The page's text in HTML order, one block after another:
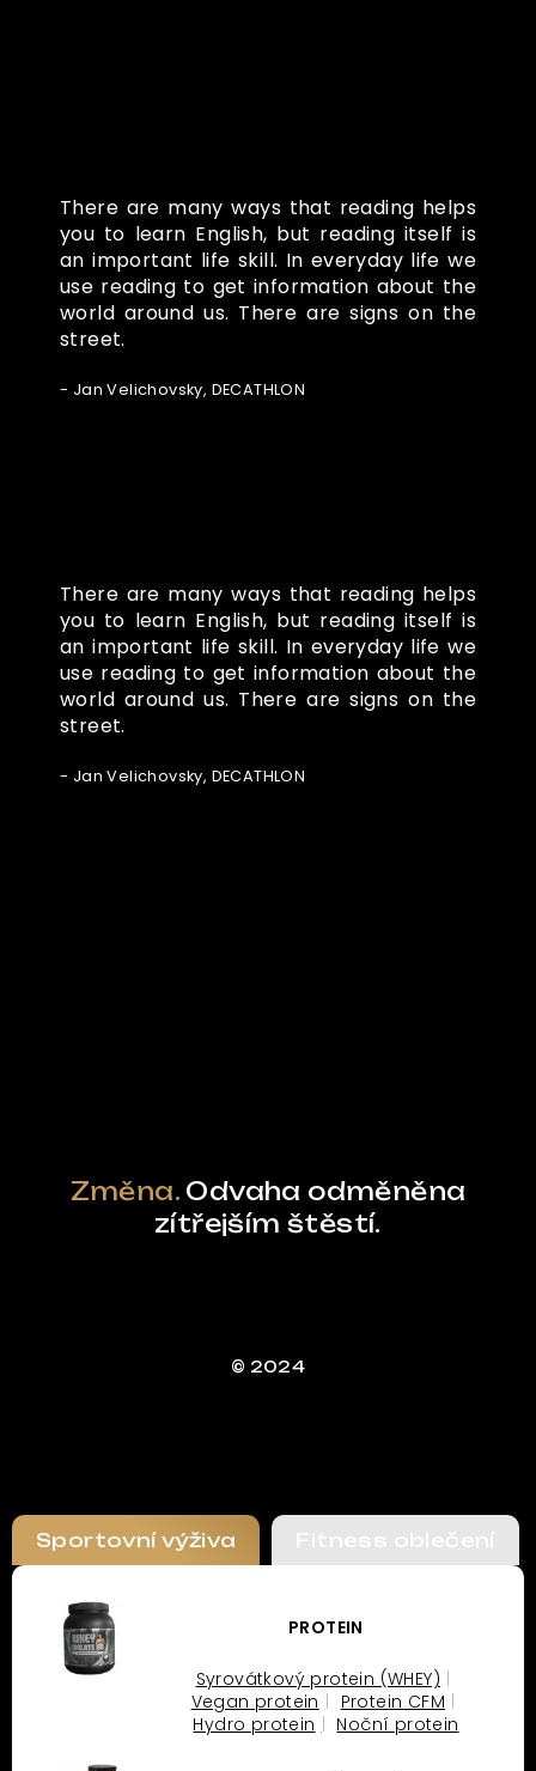
There are many ways that reading helps
you to learn English, but reading itself is
an important life skill. In everyday life we
use reading to get information about the
world around us. There are signs on the
street.
- Jan Velichovsky, DECATHLON
There are many ways that reading helps
you to learn English, but reading itself is
an important life skill. In everyday life we
use reading to get information about the
world around us. There are signs on the
street.
- Jan Velichovsky, DECATHLON
Změna. Odvaha odměněna
zítřejším štěstí.
© 2024
Sportovní výživa Fitness oblečení
PROTEIN
Syrovátkový protein (WHEY)
Vegan protein
Protein CFM
Hydro protein
Noční protein